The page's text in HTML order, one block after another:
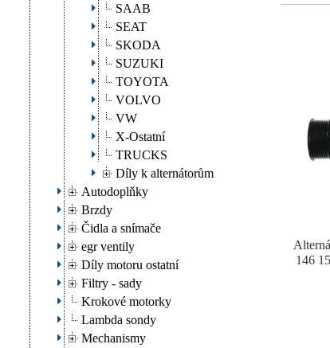
SAAB
SEAT
SKODA
SUZUKI
TOYOTA
VOLVO
VW
X-Ostatní
TRUCKS
Díly k alternátorům
Autodoplňky
Brzdy
Čidla a snímače
egr ventily
Díly motoru ostatní
Filtry - sady
Krokové motorky
Lambda sondy
Mechanismy
146